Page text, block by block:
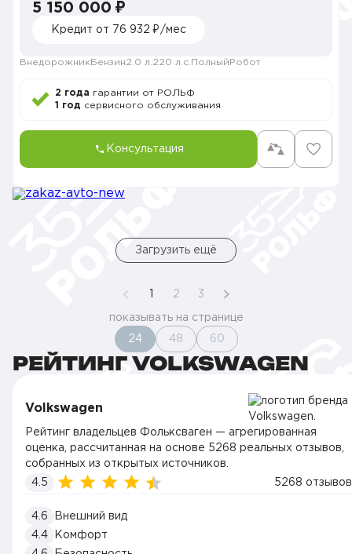
5 150 000 ₽
Кредит от 76 932 ₽/мес
Внедорожник Бензин2.0 л. 220 л.с. Полный Робот
2 года гарантии от РОЛЬФ
1 год сервисного обслуживания
Консультация
Загрузить ещё
2 3
показывать на странице
24 48 60
РЕЙТИНГ VOLKSWAGEN
Volkswagen
Рейтинг владельцев Фольксваген — агрегированная
оценка, рассчитанная на основе 5268 реальных отзывов,
собранных из открытых источников.
4.5
5268 отзывов
4.6
Внешний вид
4.4
Комфорт